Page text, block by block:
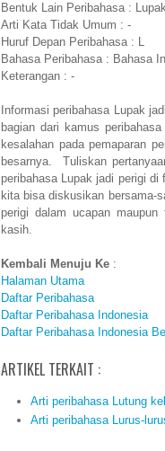
Bentuk Lain Peribahasa :
Arti Kata Tidak Umum : -
Huruf Depan Peribahasa : L
Bahasa Peribahasa : Bahasa
Keterangan : -
Informasi peribahasa Lupak
bagian dari kamus
kesalahan pada pemaparan
besarnya. Tuliskan
peribahasa Lupak jadi perigi
kita bisa diskusikan bersama-
perigi dalam ucapan
kasih.
Kembali Menuju Ke :
Halaman Utama
Daftar Peribahasa
Daftar Peribahasa Indonesia
Daftar Peribahasa Indonesia
ARTIKEL TERKAIT :
Arti peribahasa Lutung
Arti peribahasa Lurus-